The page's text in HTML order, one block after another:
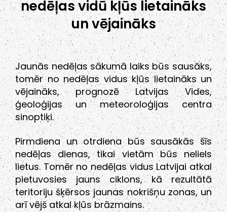
nedēļas vidū kļūs lietaināks
un vējaināks
Jaunās nedēļas sākumā laiks būs sausāks,
tomēr no nedēļas vidus kļūs lietaināks un
vējaināks, prognozē Latvijas Vides,
ģeoloģijas un meteoroloģijas centra
sinoptiķi.
Pirmdiena un otrdiena būs sausākās šīs
nedēļas dienas, tikai vietām būs neliels
lietus. Tomēr no nedēļas vidus Latvijai atkal
pietuvosies jauns ciklons, kā rezultātā
teritoriju šķērsos jaunas nokrišņu zonas, un
arī vējš atkal kļūs brāzmains.